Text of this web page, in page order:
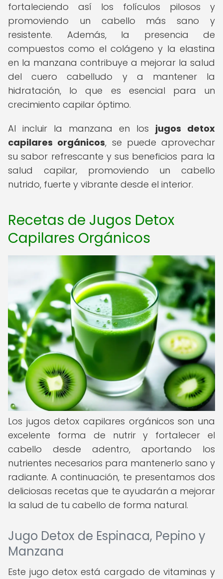
fortaleciendo así los folículos pilosos y
promoviendo un cabello más sano y
resistente. Además, la presencia de
compuestos como el colágeno y la elastina
en la manzana contribuye a mejorar la salud
del cuero cabelludo y a mantener la
hidratación, lo que es esencial para un
crecimiento capilar óptimo.
Al incluir la manzana en los jugos detox
capilares orgánicos, se puede aprovechar
su sabor refrescante y sus beneficios para la
salud capilar, promoviendo un cabello
nutrido, fuerte y vibrante desde el interior.
Recetas de Jugos Detox
Capilares Orgánicos
Los jugos detox capilares orgánicos son una
excelente forma de nutrir y fortalecer el
cabello desde adentro, aportando los
nutrientes necesarios para mantenerlo sano y
radiante. A continuación, te presentamos dos
deliciosas recetas que te ayudarán a mejorar
la salud de tu cabello de forma natural.
Jugo Detox de Espinaca, Pepino y
Manzana
Este jugo detox está cargado de vitaminas y